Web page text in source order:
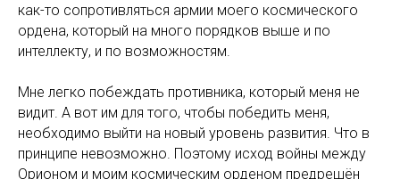
как-то сопротивляться армии моего космического
ордена, который на много порядков выше и по
интеллекту, и по возможностям.
Мне легко побеждать противника, который меня не
видит. А вот им для того, чтобы победить меня,
необходимо выйти на новый уровень развития. Что в
принципе невозможно. Поэтому исход войны между
Орионом и моим космическим орденом предрешён